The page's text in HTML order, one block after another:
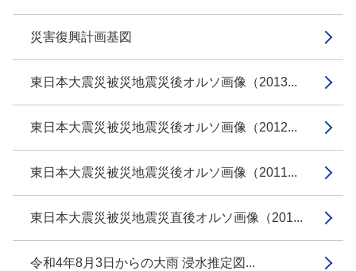
災害復興計画基図
東日本大震災被災地震災後オルソ画像（2013...
東日本大震災被災地震災後オルソ画像（2012...
東日本大震災被災地震災後オルソ画像（2011...
東日本大震災被災地震災直後オルソ画像（201...
令和4年8月3日からの大雨 浸水推定図...